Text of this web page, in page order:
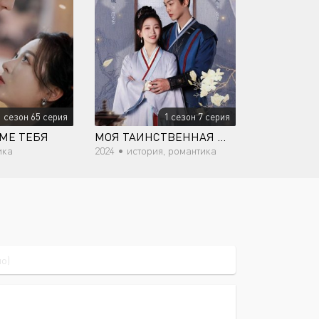
сезон 65 серия
ТЕБЯ
1 сезон 7 серия
МОЯ ТАИНСТВЕННАЯ ЖЕНА
2024 • история, романтика